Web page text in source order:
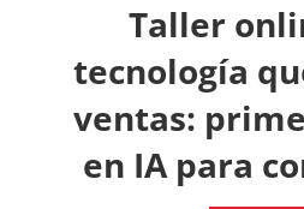
Taller
tecnología
ventas:
en IA para